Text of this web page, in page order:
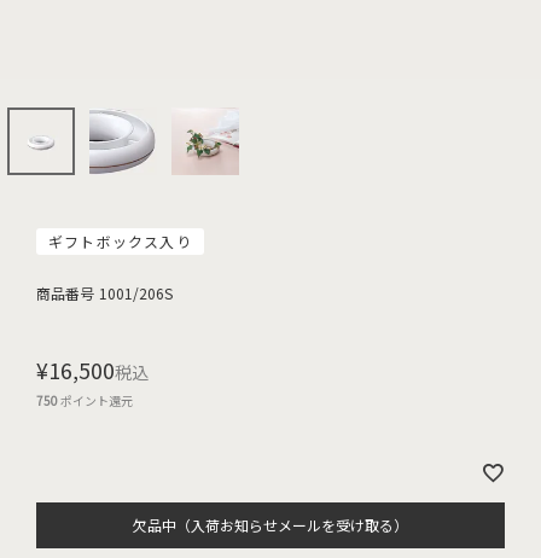
ギフトボックス入り
商品番号 1001/206S
¥16,500税込
750ポイント還元
欠品中（入荷お知らせメールを受け取る）